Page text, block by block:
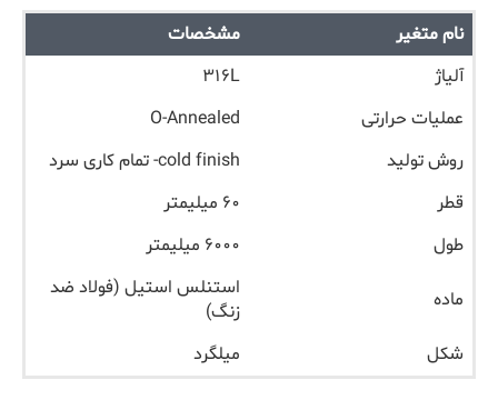
نام متغیر
مشخصات
آلیاژ
۳۱۶L
عملیات حرارتی
O-Annealed
روش تولید
cold finish- تمام کاری سرد
قطر
۶۰ میلیمتر
طول
۶۰۰۰ میلیمتر
ماده
استنلس استیل (فولاد ضد
زنگ)
شکل
میلگرد